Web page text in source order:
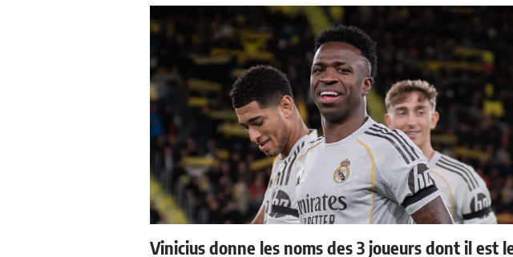
Vinicius donne les noms des 3 joueurs dont il est